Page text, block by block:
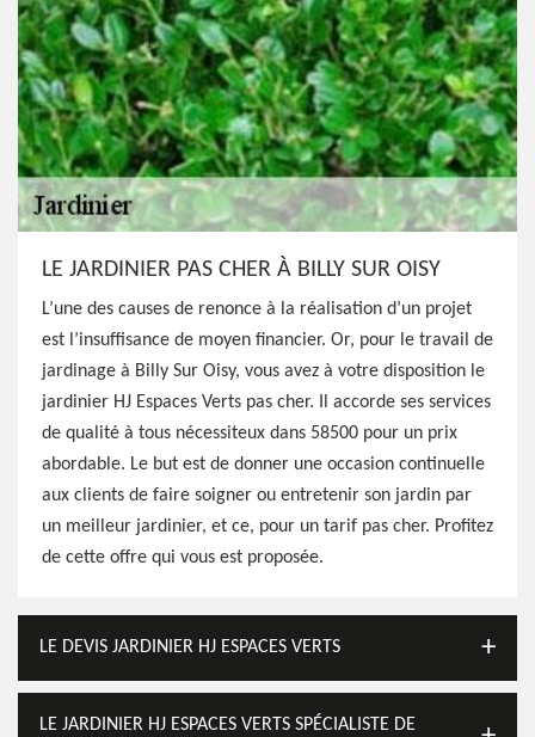
LE JARDINIER PAS CHER À BILLY SUR OISY
L’une des causes de renonce à la réalisation d’un projet
est l’insuffisance de moyen financier. Or, pour le travail de
jardinage à Billy Sur Oisy, vous avez à votre disposition le
jardinier HJ Espaces Verts pas cher. Il accorde ses services
de qualité à tous nécessiteux dans 58500 pour un prix
abordable. Le but est de donner une occasion continuelle
aux clients de faire soigner ou entretenir son jardin par
un meilleur jardinier, et ce, pour un tarif pas cher. Profitez
de cette offre qui vous est proposée.
LE DEVIS JARDINIER HJ ESPACES VERTS
LE JARDINIER HJ ESPACES VERTS SPÉCIALISTE DE